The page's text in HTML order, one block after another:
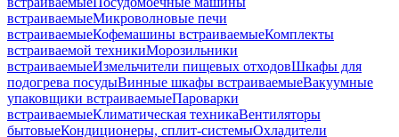
встраиваемыеМикроволновые печи
встраиваемыеКофемашины встраиваемыеКомплекты
встраиваемой техникиМорозильники
встраиваемыеИзмельчители пищевых отходовШкафы для
подогрева посудыВинные шкафы встраиваемыеВакуумные
упаковщики встраиваемыеПароварки
встраиваемыеКлиматическая техникаВентиляторы
бытовыеКондиционеры, сплит-системыОхладители